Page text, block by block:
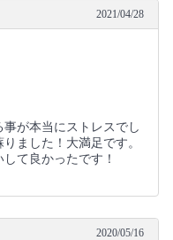
2021/04/28
が本当にストレスでし
ました！大満足です。
て良かったです！
2020/05/16